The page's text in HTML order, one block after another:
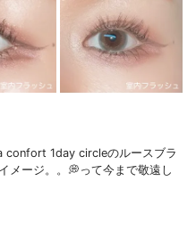
confort 1day circleのルースブラ
メージ。。💭って今まで敬遠し